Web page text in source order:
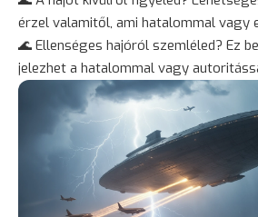
érzel valamitől, ami hatalommal vagy
🌊 Ellenséges hajóról szemléled? Ez
jelezhet a hatalommal vagy